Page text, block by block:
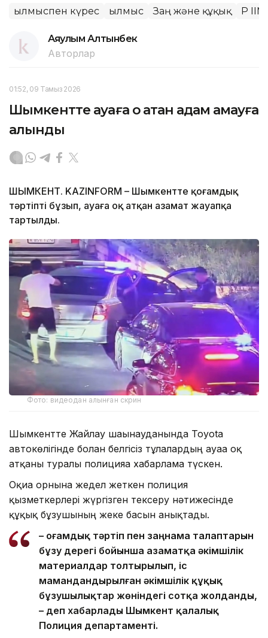
Қылмыспен күрес Қылмыс Заң және құқық ҚР ІІМ
Аяулым Алтынбек
Авторлар
01:52, 09 Тамыз 2026
Шымкентте ауаға оқ атқан адам қамауға
алынды
ШЫМКЕНТ. KAZINFORM – Шымкентте қоғамдық
тәртіпті бұзып, ауаға оқ атқан азамат жауапқа
тартылды.
Фото: видеодан алынған скрин
Шымкентте Жайлау шағынауданында Toyota
автокөлігінде болған белгісіз тұлғалардың ауаға оқ
атқаны туралы полицияға хабарлама түскен.
Оқиға орнына жедел жеткен полиция
қызметкерлері жүргізген тексеру нәтижесінде
құқық бұзушының жеке басын анықтады.
– Қоғамдық тәртіп пен заңнама талаптарын
бұзу дерегі бойынша азаматқа әкімшілік
материалдар толтырылып, іс
мамандандырылған әкімшілік құқық
бұзушылықтар жөніндегі сотқа жолданды,
– деп хабарлады Шымкент қалалық
Полиция департаменті.